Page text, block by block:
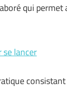
qui
lancer